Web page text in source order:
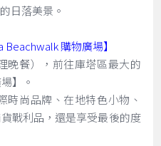
日落美景。
購物廣場】
晚餐），前往庫塔區最大的
】。
時尚品牌、在地特色小物、
戰利品，還是享受最後的度